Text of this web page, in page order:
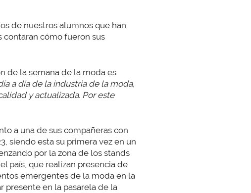
de nuestros alumnos que han
contaran cómo fueron sus
de la semana de la moda es
a día de la industria de la moda,
y actualizada. Por este
a una de sus compañeras con
siendo esta su primera vez en un
por la zona de los stands
país, que realizan presencia de
emergentes de la moda en la
presente en la pasarela de la